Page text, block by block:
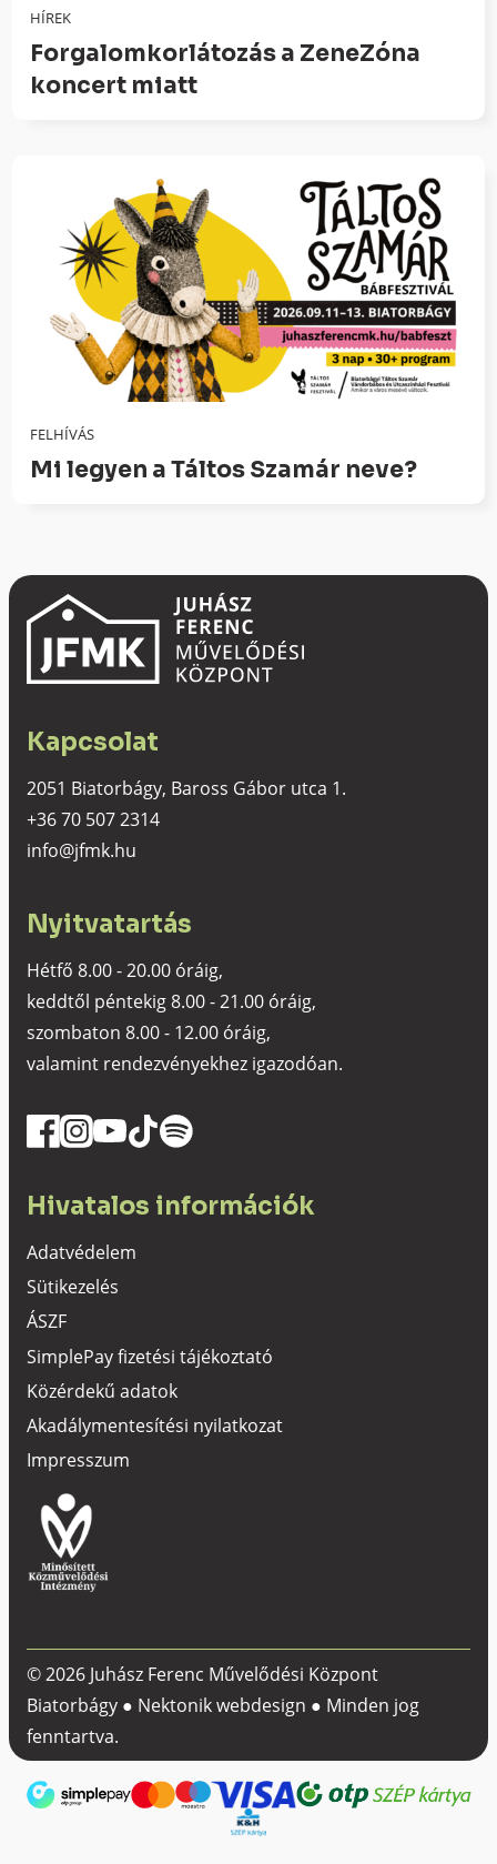
HÍREK
Forgalomkorlátozás a ZeneZóna
koncert miatt
FELHÍVÁS
Mi legyen a Táltos Szamár neve?
Kapcsolat
2051 Biatorbágy, Baross Gábor utca 1.
+36 70 507 2314
info@jfmk.hu
Nyitvatartás
Hétfő 8.00 - 20.00 óráig,
keddtől péntekig 8.00 - 21.00 óráig,
szombaton 8.00 - 12.00 óráig,
valamint rendezvényekhez igazodóan.
Hivatalos információk
Adatvédelem
Sütikezelés
ÁSZF
SimplePay fizetési tájékoztató
Közérdekű adatok
Akadálymentesítési nyilatkozat
Impresszum
© 2026 Juhász Ferenc Művelődési Központ
Biatorbágy ● Nektonik webdesign ● Minden jog
fenntartva.